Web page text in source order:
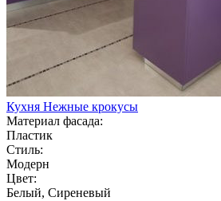
Кухня Нежные крокусы
Материал фасада:
Пластик
Стиль:
Модерн
Цвет:
Белый, Сиреневый